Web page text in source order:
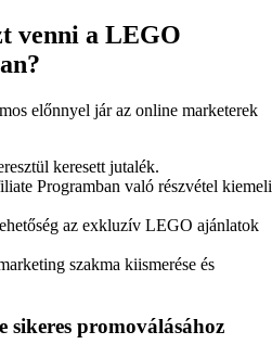
venni a LEGO
előnnyel jár az online marketerek
keresett jutalék.
Programban való részvétel kiemeli
az exkluzív LEGO ajánlatok
szakma kiismerése és
promoválásához